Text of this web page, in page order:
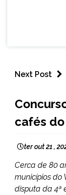
Next Post
NOTÍCIAS
cafés
ter out 21 ,
Cerca de 80
municípios do
disputa da 4ª